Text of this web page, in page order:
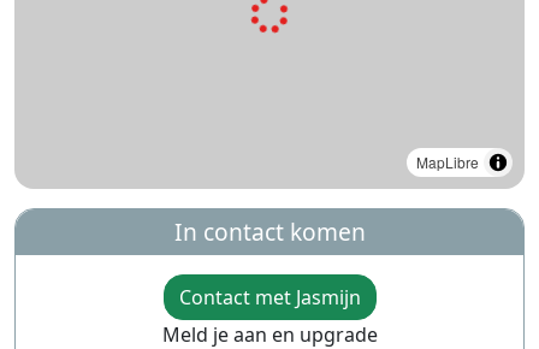
MapLibre
In contact komen
Contact met Jasmijn
Meld je aan en upgrade